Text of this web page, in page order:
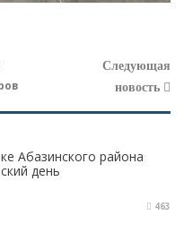
Следующая
новость
Абазинского района
день
463